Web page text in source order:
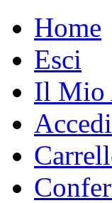
Home
Esci
Il Mio
Accedi